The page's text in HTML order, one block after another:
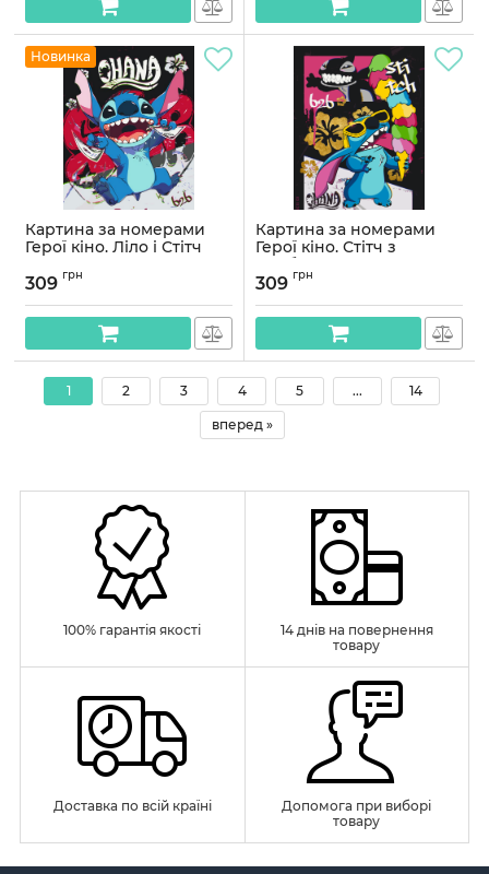
Новинка
Картина за номерами
Герої кіно. Ліло і Стітч
Артикул:
309 грн
Картина за номерами
Герої кіно. Стітч з
фарбами металік 40*50
см Орігамі LW 3423
Артикул:LW3423
309 грн
1 2 3 4 5 ... 14
вперед »
100% гарантія якості
14 днів на повернення
товару
Доставка по всій країні
Допомога при виборі
товару